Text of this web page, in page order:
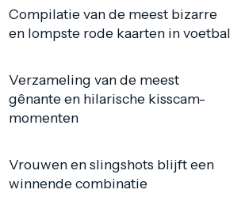
Compilatie van de meest bizarre
en lompste rode kaarten in voetbal
Verzameling van de meest
gênante en hilarische kisscam-
momenten
Vrouwen en slingshots blijft een
winnende combinatie